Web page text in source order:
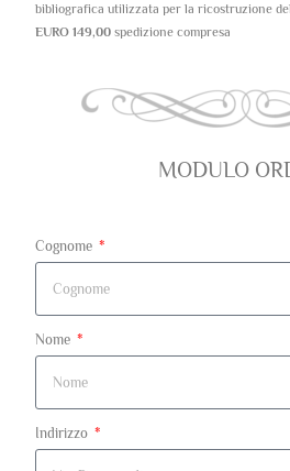
bibliografica utilizzata per la ricostruzione
EURO 149,00 spedizione compresa
MODULO
Cognome
Nome
Indirizzo